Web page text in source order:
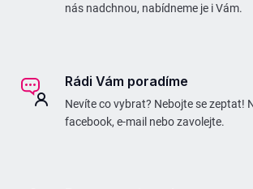
nás nadchnou, nabídneme je i Vám.
Rádi Vám poradíme
Nevíte co vybrat? Nebojte se zeptat!
facebook, e-mail nebo zavolejte.